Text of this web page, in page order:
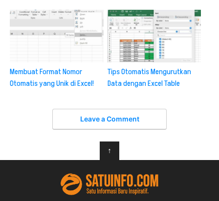
Membuat Format Nomor
Otomatis yang Unik di Excel!
Tips Otomatis Mengurutkan
Data dengan Excel Table
Leave a Comment
↑